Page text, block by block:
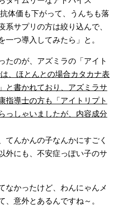
体価も下がって、うんちも落
系サプリの方は絞り込んで、
一つ導入してみたら」と。
たのが、アズミラの「アイト
、ほとんとの場合カタカナ表
と書かれており、アズミラサ
指導士の方も「アイトリプト
っしゃいましたが、内容成分
てんかんの子なんかにすごく
外にも、不安症っぽい子のサ
なかったけど、わんにゃんメ
、意外とあるんですね～。